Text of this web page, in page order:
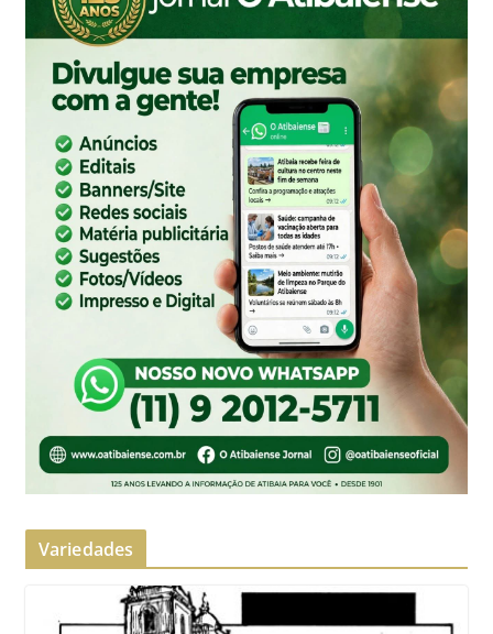
Variedades